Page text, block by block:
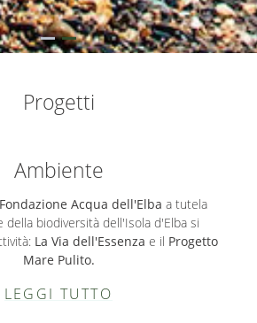
Progetti
Ambiente
Fondazione Acqua dell'Elba a tutela
della biodiversità dell'Isola d'Elba si
La Via dell'Essenza e il Progetto
Mare Pulito.
LEGGI TUTTO